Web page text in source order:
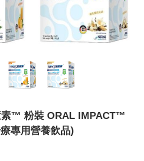
素™ 粉裝 ORAL IMPACT™
專用營養飲品)